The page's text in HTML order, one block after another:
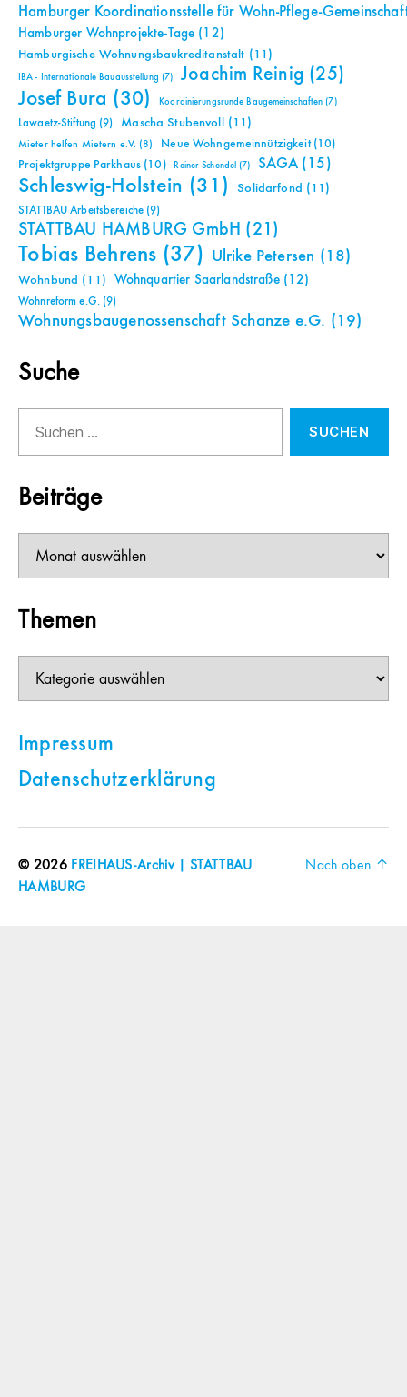
Hamburger Koordinationsstelle für Wohn-Pflege-
Hamburger Wohnprojekte-Tage (12)
Hamburgische Wohnungsbaukreditanstalt (11)
IBA - Internationale Bauausstellung (7) Joachim Reinig (25)
Josef Bura (30) Koordinierungsrunde Baugemeinschaften (7)
Lawaetz-Stiftung (9) Mascha Stubenvoll (11)
Mieter helfen Mietern e.V. (8) Neue Wohngemeinnützigkeit(10)
Projektgruppe Parkhaus (10) Reiner Schendel (7) SAGA(15)
Schleswig-Holstein (31) Solidarfond (11)
STATTBAU Arbeitsbereiche (9)
STATTBAU HAMBURG GmbH (21)
Tobias Behrens (37) Ulrike Petersen (18)
Wohnbund (11) Wohnquartier Saarlandstraße(12)
Wohnreform e.G.(9)
Wohnungsbaugenossenschaft Schanze e.G. (19)
Suche
nach:
Beiträge
Themen
Impressum
Datenschutzerklärung
© 2026 FREIHAUS-Archiv | STATTBAU
HAMBURG
Nach oben ↑